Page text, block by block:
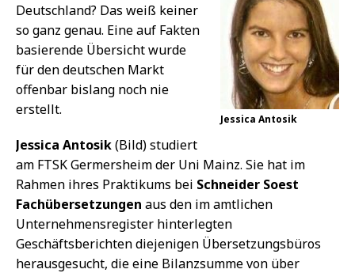
Jessica Antosik
Deutschland? Das weiß keiner
so ganz genau. Eine auf Fakten
basierende Übersicht wurde
für den deutschen Markt
offenbar bislang noch nie
erstellt.
Jessica Antosik(Bild) studiert
am FTSK Germersheim der Uni Mainz. Sie hat im
Rahmen ihres Praktikums bei Schneider Soest
Fachübersetzungen aus den im amtlichen
Unternehmensregister hinterlegten
Geschäftsberichten diejenigen Übersetzungsbüros
herausgesucht, die eine Bilanzsumme von über